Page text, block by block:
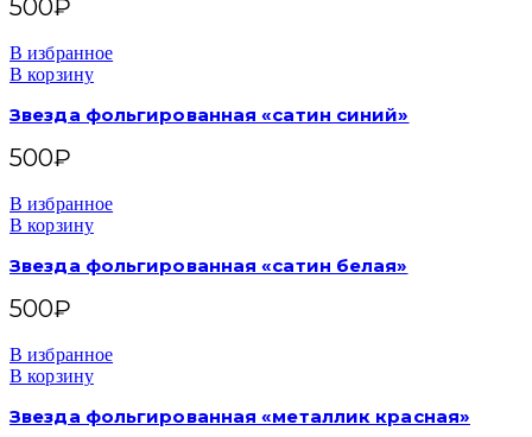
500₽
В избранное
В корзину
Звезда фольгированная «сатин синий»
500₽
В избранное
В корзину
Звезда фольгированная «сатин белая»
500₽
В избранное
В корзину
Звезда фольгированная «металлик красная»